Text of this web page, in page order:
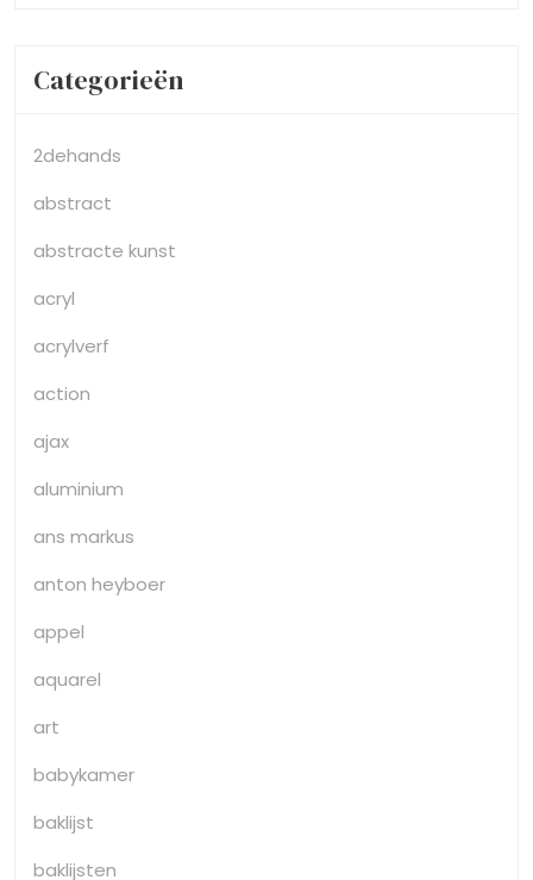
Categorieën
2dehands
abstract
abstracte kunst
acryl
acrylverf
action
ajax
aluminium
ans markus
anton heyboer
appel
aquarel
art
babykamer
baklijst
baklijsten